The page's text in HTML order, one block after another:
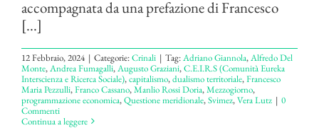
accompagnata da una prefazione di Francesco
[...]
12 Febbraio, 2024 | Categorie:Crinali | Tag:Adriano Giannola,Alfredo Del
Monte,Andrea Fumagalli,Augusto Graziani,C.E.I.R.S (Comunità Eureka
Interscienza e Ricerca Sociale),capitalismo,dualismo territoriale,Francesco
Maria Pezzulli,Franco Cassano,Manlio Rossi Doria,Mezzogiorno,
programmazione economica,Questione meridionale,Svimez,Vera Lutz | 0
Commenti
Continua a leggere